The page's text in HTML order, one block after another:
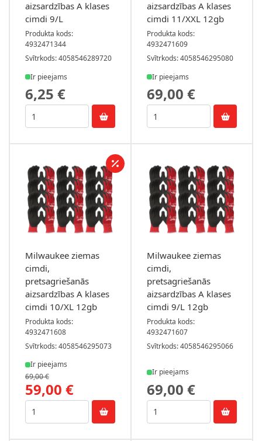
aizsardzības A klases
cimdi 9/L
Produkta kods:
4932471344
Svītrkods: 4058546289720
Ir pieejams
6,25 €
aizsardzības A klases
cimdi 11/XXL 12gb
Produkta kods:
4932471609
Svītrkods: 4058546295080
Ir pieejams
69,00 €
Milwaukee ziemas
cimdi,
pretsagriešanās
aizsardzības A klases
cimdi 10/XL 12gb
Produkta kods:
4932471608
Svītrkods: 4058546295073
Ir pieejams
59,00 €
69,00 €
Milwaukee ziemas
cimdi,
pretsagriešanās
aizsardzības A klases
cimdi 9/L 12gb
Produkta kods:
4932471607
Svītrkods: 4058546295066
Ir pieejams
69,00 €